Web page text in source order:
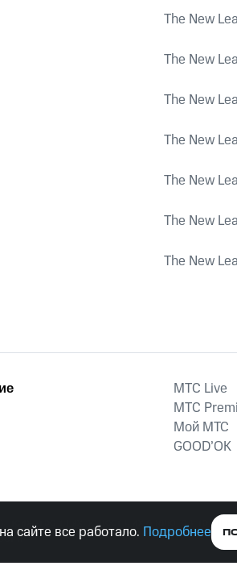
The New
The New
The New
The New
The New
The New
The New
MTС Live
MTС
Мой МТС
GOOD’OK
психотропных веществ, их аналогов
сайте все работало. Подробнее